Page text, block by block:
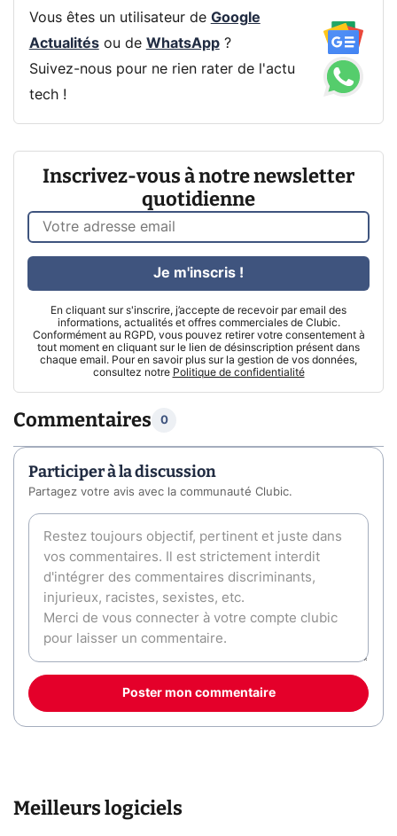
Vous êtes un utilisateur de Google
Actualitésou de WhatsApp?
Suivez-nous pour ne rien rater de l'actu
tech !
Inscrivez-vous à notre newsletter
quotidienne
En cliquant sur s'inscrire, j’accepte de recevoir par email des
informations, actualités et offres commerciales de Clubic.
Conformément au RGPD, vous pouvez retirer votre consentement à
tout moment en cliquant sur le lien de désinscription présent dans
chaque email. Pour en savoir plus sur la gestion de vos données,
consultez notre Politique de confidentialité
Je m'inscris !
Commentaires 0
Participer à la discussion
Partagez votre avis avec la communauté Clubic.
Poster mon commentaire
Meilleurs logiciels